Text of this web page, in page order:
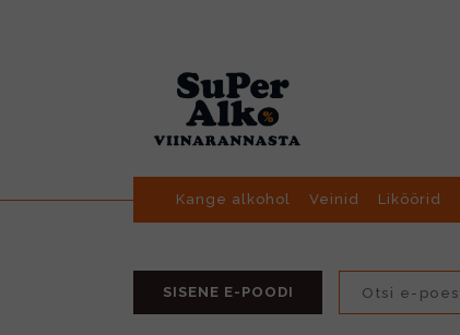
Kange alkohol Veinid Liköörid
SISENE E-POODI